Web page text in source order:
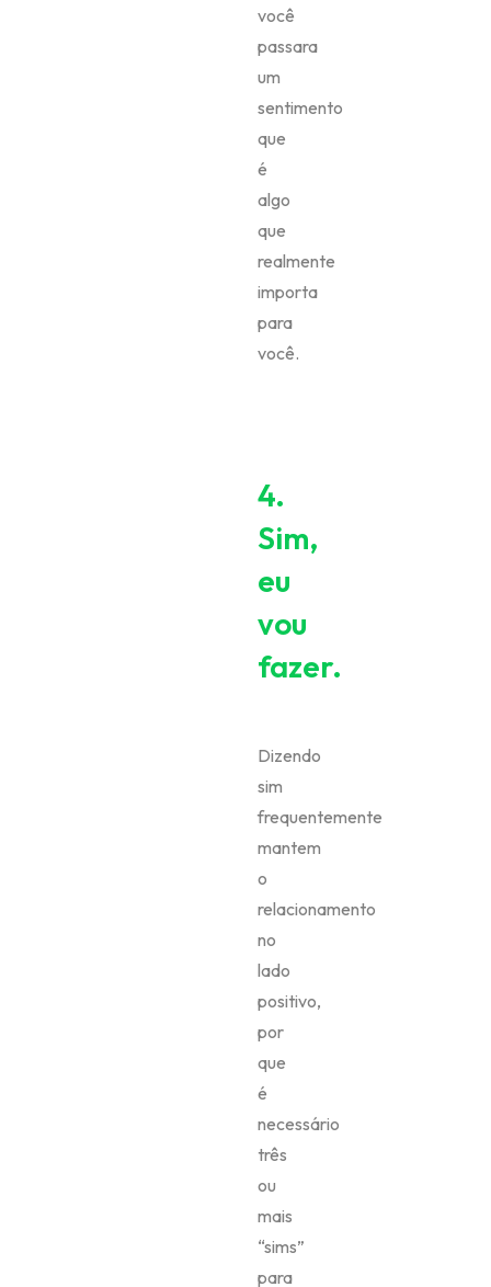
você
passara
um
sentimento
que
é
algo
que
realmente
importa
para
você.
4.
Sim,
eu
vou
fazer.
Dizendo
sim
frequentemente
mantem
o
relacionamento
no
lado
positivo,
por
que
é
necessário
três
ou
mais
“sims”
para